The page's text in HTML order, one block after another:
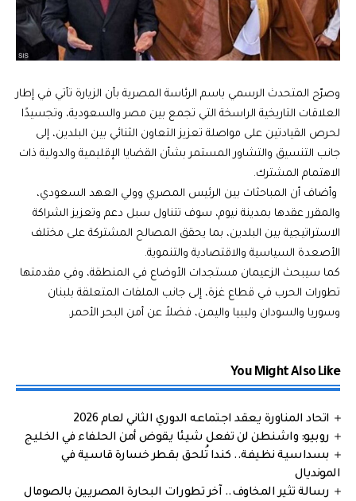
وصرّح المتحدث الرسمي باسم الرئاسة المصرية بأن الزيارة تأتي في إطار
العلاقات التاريخية الراسخة التي تجمع بين مصر والسعودية، وتجسيدًا
لحرص القيادتين على مواصلة تعزيز التعاون الثنائي بين البلدين، إلى
جانب التنسيق والتشاور المستمر بشأن القضايا الإقليمية والدولية ذات
الاهتمام المشترك.
وأضاف أن المباحثات بين الرئيس المصري وولي العهد السعودي،
والمقرر عقدها بمدينة نيوم، سوف تتناول سبل دعم وتعزيز الشراكة
الاستراتيجية بين البلدين، بما يحقق المصالح المشتركة على مختلف
الأصعدة السياسية والاقتصادية والتنموية.
كما سيبحث الزعيمان مستجدات الأوضاع في المنطقة، وفي مقدمتها
تطورات الحرب في قطاع غزة، إلى جانب الملفات المتعلقة بلبنان
وسوريا والسودان وليبيا واليمن، فضلاً عن أمن البحر الأحمر.
You Might Also Like
اتحاد المناورة يعقد اجتماعه الدوري الثاني لعام 2026
روبيو: واشنطن لن تفعل شيئا يقوض أمن الحلفاء في الخليج
بسداسية نظيفة.. كندا تُلحق بقطر خسارة قاسية في
المونديال
رسالة تثير المخاوف.. آخر تطورات البحارة المصريين بالصومال